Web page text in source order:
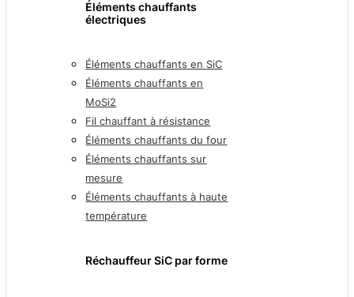
Éléments chauffants
électriques
Éléments chauffants en SiC
Éléments chauffants en
MoSi2
Fil chauffant à résistance
Éléments chauffants du four
Éléments chauffants sur
mesure
Éléments chauffants à haute
température
Réchauffeur SiC par forme